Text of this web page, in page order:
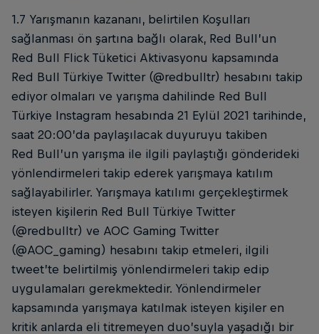
1.7 Yarışmanın kazananı, belirtilen Koşulları
sağlanması ön şartına bağlı olarak, Red Bull’un
Red Bull Flick Tüketici Aktivasyonu kapsamında
Red Bull Türkiye Twitter (@redbulltr) hesabını takip
ediyor olmaları ve yarışma dahilinde Red Bull
Türkiye Instagram hesabında 21 Eylül 2021 tarihinde,
saat 20:00’da paylaşılacak duyuruyu takiben
Red Bull’un yarışma ile ilgili paylaştığı gönderideki
yönlendirmeleri takip ederek yarışmaya katılım
sağlayabilirler. Yarışmaya katılımı gerçekleştirmek
isteyen kişilerin Red Bull Türkiye Twitter
(@redbulltr) ve AOC Gaming Twitter
(@AOC_gaming) hesabını takip etmeleri, ilgili
tweet’te belirtilmiş yönlendirmeleri takip edip
uygulamaları gerekmektedir. Yönlendirmeler
kapsamında yarışmaya katılmak isteyen kişiler en
kritik anlarda eli titremeyen duo’suyla yaşadığı bir